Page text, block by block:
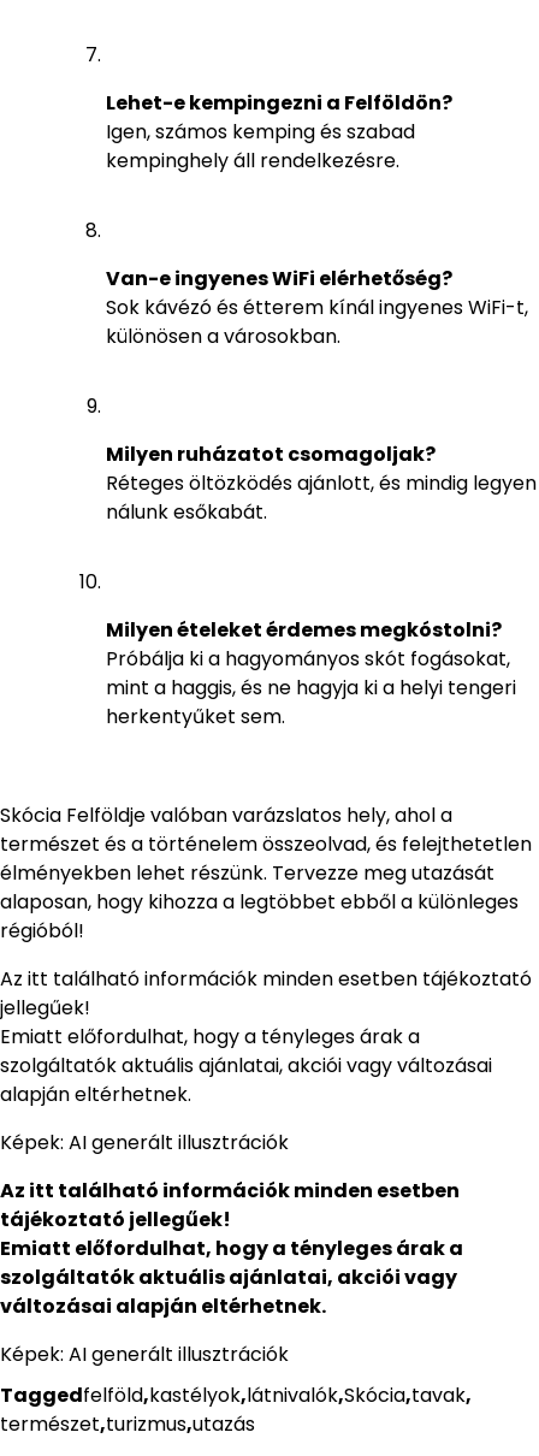
Lehet-e kempingezni a Felföldön?
Igen, számos kemping és szabad
kempinghely áll rendelkezésre.
Van-e ingyenes WiFi elérhetőség?
Sok kávézó és étterem kínál ingyenes WiFi-t,
különösen a városokban.
Milyen ruházatot csomagoljak?
Réteges öltözködés ajánlott, és mindig legyen
nálunk esőkabát.
Milyen ételeket érdemes megkóstolni?
Próbálja ki a hagyományos skót fogásokat,
mint a haggis, és ne hagyja ki a helyi tengeri
herkentyűket sem.
Skócia Felföldje valóban varázslatos hely, ahol a
természet és a történelem összeolvad, és felejthetetlen
élményekben lehet részünk. Tervezze meg utazását
alaposan, hogy kihozza a legtöbbet ebből a különleges
régióból!
Az itt található információk minden esetben tájékoztató
jellegűek!
Emiatt előfordulhat, hogy a tényleges árak a
szolgáltatók aktuális ajánlatai, akciói vagy változásai
alapján eltérhetnek.
Képek: AI generált illusztrációk
Az itt található információk minden esetben
tájékoztató jellegűek!
Emiatt előfordulhat, hogy a tényleges árak a
szolgáltatók aktuális ajánlatai, akciói vagy
változásai alapján eltérhetnek.
Képek: AI generált illusztrációk
Taggedfelföld,kastélyok,látnivalók,Skócia,tavak,
természet,turizmus,utazás